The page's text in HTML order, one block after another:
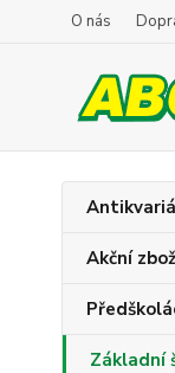
O nás
Akční
Základní